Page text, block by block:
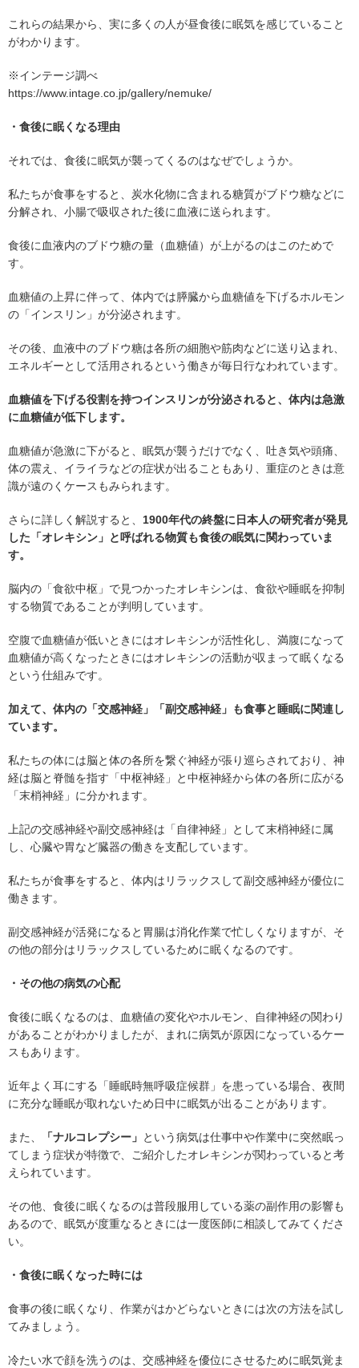
これらの結果から、実に多くの人が昼食後に眠気を感じていること
がわかります。
※インテージ調べ
https://www.intage.co.jp/gallery/nemuke/
・食後に眠くなる理由
それでは、食後に眠気が襲ってくるのはなぜでしょうか。
私たちが食事をすると、炭水化物に含まれる糖質がブドウ糖などに
分解され、小腸で吸収された後に血液に送られます。
食後に血液内のブドウ糖の量（血糖値）が上がるのはこのためで
す。
血糖値の上昇に伴って、体内では膵臓から血糖値を下げるホルモン
の「インスリン」が分泌されます。
その後、血液中のブドウ糖は各所の細胞や筋肉などに送り込まれ、
エネルギーとして活用されるという働きが毎日行なわれています。
血糖値を下げる役割を持つインスリンが分泌されると、体内は急激
に血糖値が低下します。
血糖値が急激に下がると、眠気が襲うだけでなく、吐き気や頭痛、
体の震え、イライラなどの症状が出ることもあり、重症のときは意
識が遠のくケースもみられます。
さらに詳しく解説すると、 1900年代の終盤に日本人の研究者が発見
した「オレキシン」と呼ばれる物質も食後の眠気に関わっていま
す。
脳内の「食欲中枢」で見つかったオレキシンは、食欲や睡眠を抑制
する物質であることが判明しています。
空腹で血糖値が低いときにはオレキシンが活性化し、満腹になって
血糖値が高くなったときにはオレキシンの活動が収まって眠くなる
という仕組みです。
加えて、体内の「交感神経」「副交感神経」も食事と睡眠に関連し
ています。
私たちの体には脳と体の各所を繋ぐ神経が張り巡らされており、神
経は脳と脊髄を指す「中枢神経」と中枢神経から体の各所に広がる
「末梢神経」に分かれます。
上記の交感神経や副交感神経は「自律神経」として末梢神経に属
し、心臓や胃など臓器の働きを支配しています。
私たちが食事をすると、体内はリラックスして副交感神経が優位に
働きます。
副交感神経が活発になると胃腸は消化作業で忙しくなりますが、そ
の他の部分はリラックスしているために眠くなるのです。
・その他の病気の心配
食後に眠くなるのは、血糖値の変化やホルモン、自律神経の関わり
があることがわかりましたが、まれに病気が原因になっているケー
スもあります。
近年よく耳にする「睡眠時無呼吸症候群」を患っている場合、夜間
に充分な睡眠が取れないため日中に眠気が出ることがあります。
また、 「ナルコレプシー」 という病気は仕事中や作業中に突然眠っ
てしまう症状が特徴で、ご紹介したオレキシンが関わっていると考
えられています。
その他、食後に眠くなるのは普段服用している薬の副作用の影響も
あるので、眠気が度重なるときには一度医師に相談してみてくださ
い。
・食後に眠くなった時には
食事の後に眠くなり、作業がはかどらないときには次の方法を試し
てみましょう。
冷たい水で顔を洗うのは、交感神経を優位にさせるために眠気覚ま